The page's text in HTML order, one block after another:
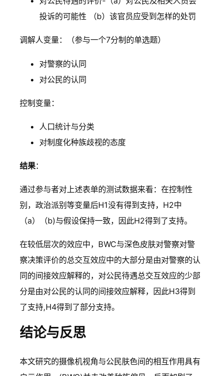
投诉的可能性 （b）该官员应受到怎样的处罚
调解人变量：（参与一个7分制的单选题）
对警察的认同
对公民的认同
控制变量：
人口统计与分类
对制度化种族歧视的态度
结果：
通过参与者对上述表单的测试数据来看：在控制性
别，政治派别等变量后H1没有得到支持，H2中
（a）（b)与假设保持一致，因此H2得到了支持。
在较低层次的效应中，BWC与深色皮肤对警察对警
察决策评价的总交互效应中的大部分是由对警察的认
同的间接效应解释的，对公民待遇总交互效应的少部
分是由对公民的认同的间接效应解释，因此H3得到
了支持,H4得到了部分支持。
结论与反思
本文研究的摄像机视角与公民肤色间的相互作用具有